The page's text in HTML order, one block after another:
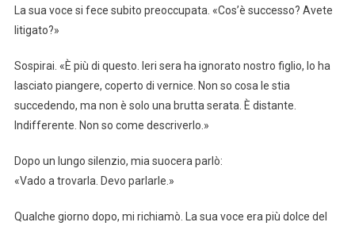
La sua voce si fece subito preoccupata. «Cos’è successo? Avete
litigato?»
Sospirai. «È più di questo. Ieri sera ha ignorato nostro figlio, lo ha
lasciato piangere, coperto di vernice. Non so cosa le stia
succedendo, ma non è solo una brutta serata. È distante.
Indifferente. Non so come descriverlo.»
Dopo un lungo silenzio, mia suocera parlò:
«Vado a trovarla. Devo parlarle.»
Qualche giorno dopo, mi richiamò. La sua voce era più dolce del